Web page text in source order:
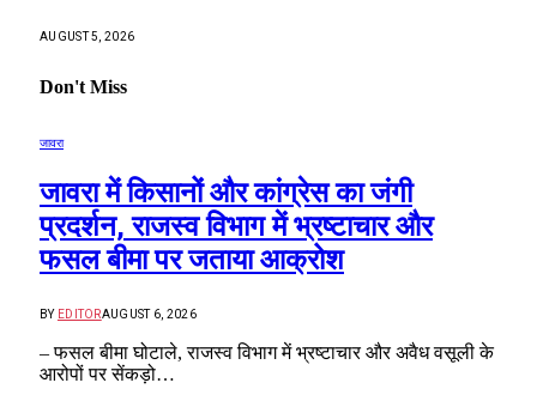
AUGUST 5, 2026
Don't Miss
जावरा
जावरा में किसानों और कांग्रेस का जंगी
प्रदर्शन, राजस्व विभाग में भ्रष्टाचार और
फसल बीमा पर जताया आक्रोश
BY EDITORAUGUST 6, 2026
– फसल बीमा घोटाले, राजस्व विभाग में भ्रष्टाचार और अवैध वसूली के
आरोपों पर सेंकड़ो…